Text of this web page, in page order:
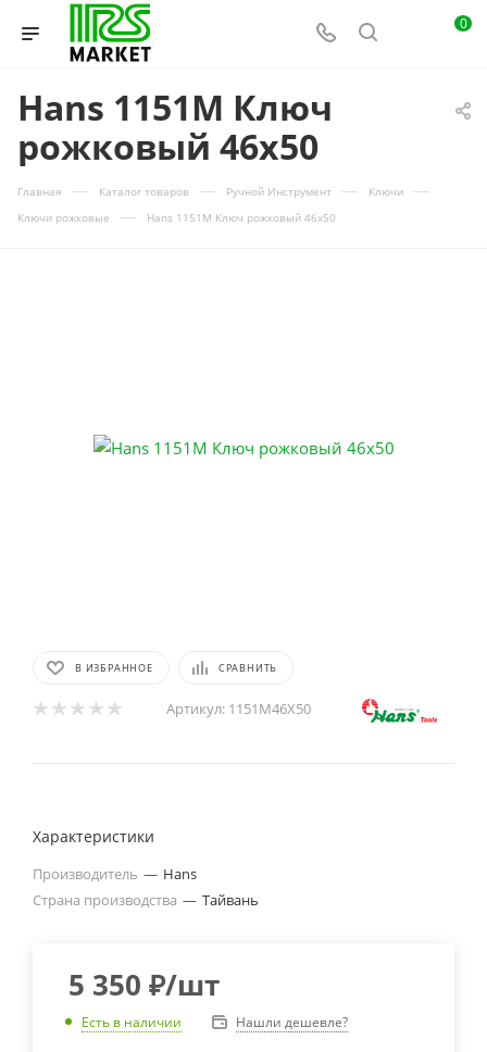
0
Hans 1151M Ключ
рожковый 46х50
Главная — Каталог товаров — Ручной Инструмент — Ключи —
Ключи рожковые — Hans 1151M Ключ рожковый 46х50
В ИЗБРАННОЕ СРАВНИТЬ
Артикул: 1151M46X50
Характеристики
Производитель — Hans
Страна производства — Тайвань
5 350 ₽/шт
Есть в наличии Нашли дешевле?